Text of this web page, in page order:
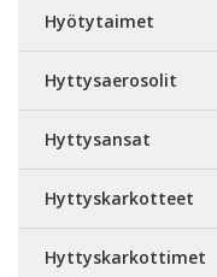
Hyötytaimet
Hyttysaerosolit
Hyttysansat
Hyttyskarkotteet
Hyttyskarkottimet